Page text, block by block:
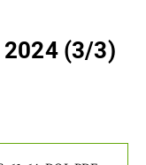
(3/3)